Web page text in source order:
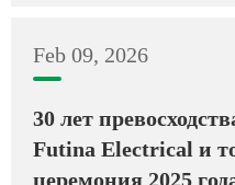
Feb 09, 2026
30 лет
Futina Electrical и
церемония 2025